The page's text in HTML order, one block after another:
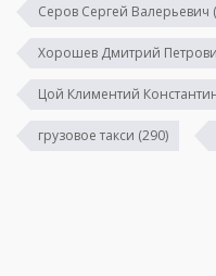
Серов Сергей Валерьевич
Хорошев Дмитрий
Цой Климентий
грузовое такси (290)